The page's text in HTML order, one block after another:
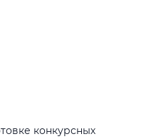
конкурсных